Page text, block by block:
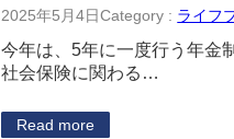
2025年5月4日Category : ライフ
今年は、5年に一度行う年金
社会保険に関わる…
Read more